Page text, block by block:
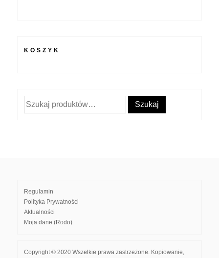
KOSZYK
Szukaj: Szukaj
Regulamin
Polityka Prywatności
Aktualności
Moja dane (Rodo)
Copyright © 2020 Wszelkie prawa zastrzeżone. Kopiowanie,